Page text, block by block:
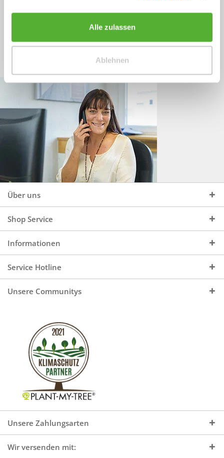
Alle zulassen
Ablehnen
+49 (0)4244 965 34 04
Mo - Do, 09:00 - 16:00 Uhr
und Fr, 09:00 - 13:00 Uhr
Über uns
Shop Service
Informationen
Service Hotline
Unsere Communitys
Unsere Zahlungsarten
Wir versenden mit: